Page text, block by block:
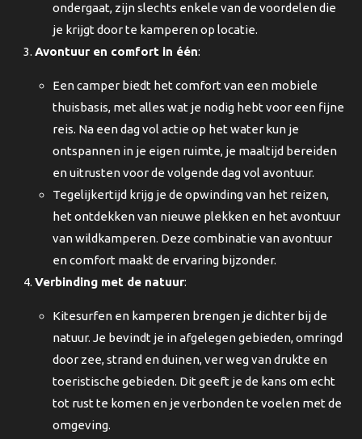
ondergaat, zijn slechts enkele van de voordelen die
je krijgt door te kamperen op locatie.
Avontuur en comfort in één:
Een camper biedt het comfort van een mobiele
thuisbasis, met alles wat je nodig hebt voor een fijne
reis. Na een dag vol actie op het water kun je
ontspannen in je eigen ruimte, je maaltijd bereiden
en uitrusten voor de volgende dag vol avontuur.
Tegelijkertijd krijg je de opwinding van het reizen,
het ontdekken van nieuwe plekken en het avontuur
van wildkamperen. Deze combinatie van avontuur
en comfort maakt de ervaring bijzonder.
Verbinding met de natuur:
Kitesurfen en kamperen brengen je dichter bij de
natuur. Je bevindt je in afgelegen gebieden, omringd
door zee, strand en duinen, ver weg van drukte en
toeristische gebieden. Dit geeft je de kans om echt
tot rust te komen en je verbonden te voelen met de
omgeving.